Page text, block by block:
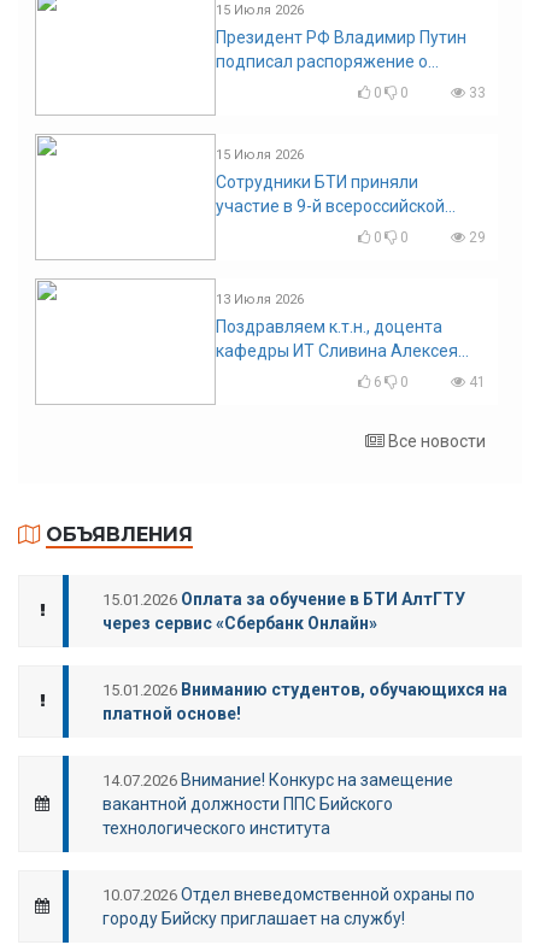
15 Июля 2026
Президент РФ Владимир Путин
подписал распоряжение о
поощрении граждан и трудовых
0 0 33
15 Июля 2026
Сотрудники БТИ приняли
участие в 9-й всероссийской
конференции по задачам со
0 0 29
13 Июля 2026
Поздравляем к.т.н., доцента
кафедры ИТ Сливина Алексея
Николаевича с юбилеем!
6 0 41
Все новости
ОБЪЯВЛЕНИЯ
15.01.2026 Оплата за обучение в БТИ АлтГТУ
через сервис «Сбербанк Онлайн»
15.01.2026 Вниманию студентов, обучающихся на
платной основе!
14.07.2026 Внимание! Конкурс на замещение
вакантной должности ППС Бийского
технологического института
10.07.2026 Отдел вневедомственной охраны по
городу Бийску приглашает на службу!